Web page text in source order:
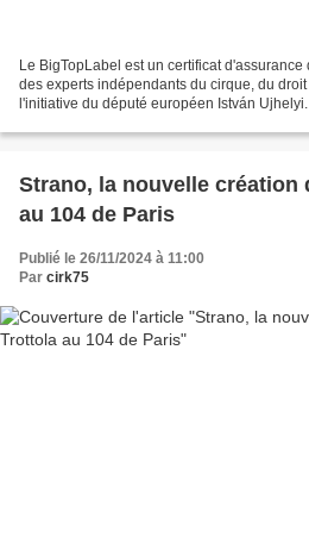
Le BigTopLabel est un certificat
des experts indépendants du cirque, du
l'initiative du député européen István
Strano, la nouvelle création
au 104 de Paris
Publié le 26/11/2024 à 11:00
Par cirk75